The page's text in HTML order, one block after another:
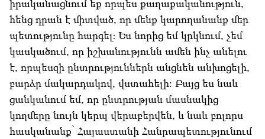
իրականացնում եք որպես քաղաքականություն,
հենց դրան է միտված, որ մենք կարողանանք մեր
պետությունը հարգել։ Ես նորից եմ կրկնում, չեմ
կասկածում, որ իշխանությունն ամեն ինչ անելու
է, որպեսզի ընտրություններն անցնեն անխոցելի,
բարձր մակարդակով, վստահելի: Բայց ես նաև
ցանկանում եմ, որ ընտրության մասնակից
կողմերը նույն կերպ վերաբերվեն, և նաև բոլորս
հասկանանք՝ Հայաստանի Հանրապետությունում